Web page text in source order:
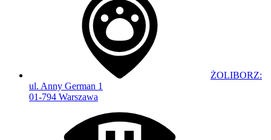
ŻOLIBORZ:
ul. Anny German 1
01-794 Warszawa